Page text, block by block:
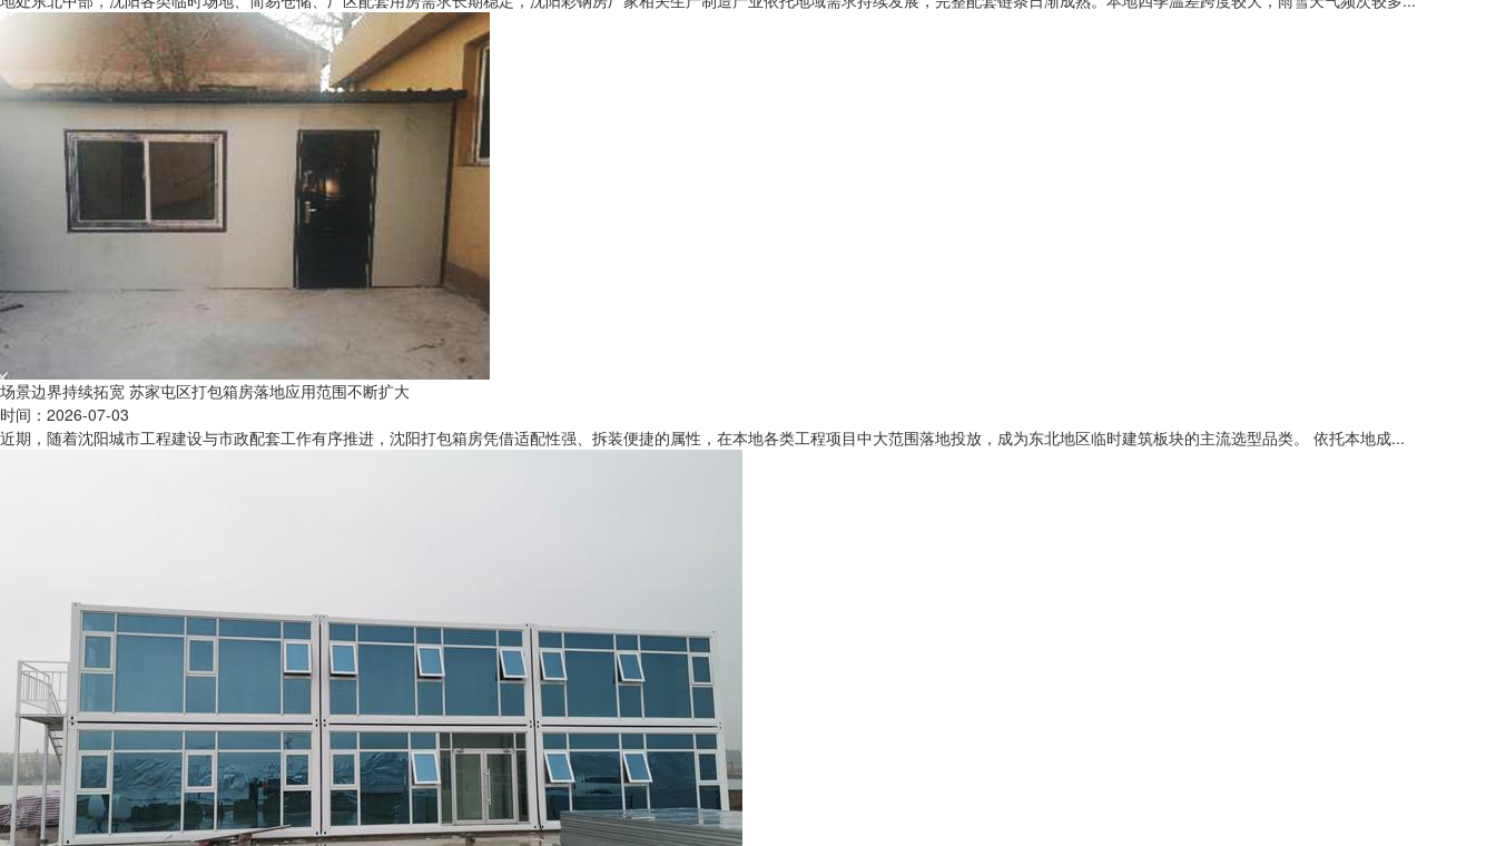
场景边界持续拓宽 苏家屯区打包箱房落地应用范围不断扩大
时间：2026-07-03
近期，随着沈阳城市工程建设与市政配套工作有序推进，沈阳打包箱房凭借适配性强、拆装便捷的属性，在本地各类工程项目中大范围落地投放，成为东北地区临时建筑板块的主流选型品类。 依托本地成...